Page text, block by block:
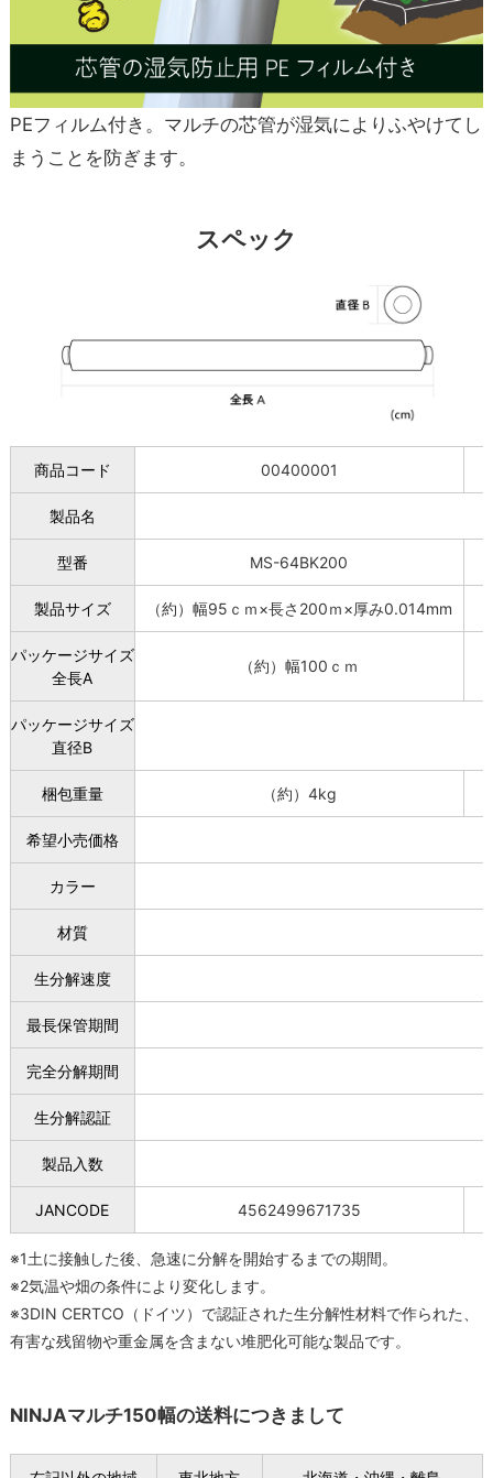
PEフィルム付き。マルチの芯管が湿気によりふやけてし
まうことを防ぎます。
スペック
商品コード 00400001
製品名
型番 MS-64BK200
製品サイズ （約）幅95ｃｍ×長さ200ｍ×厚み0.014mm
パッケージサイズ
全長A
（約）幅100ｃｍ
パッケージサイズ
直径B
梱包重量 （約）4kg
希望小売価格
カラー
材質
生分解速度
最長保管期間
完全分解期間
生分解認証
製品入数
JANCODE 4562499671735
※1土に接触した後、急速に分解を開始するまでの期間。
※2気温や畑の条件により変化します。
※3DIN CERTCO（ドイツ）で認証された生分解性材料で作られた、
有害な残留物や重金属を含まない堆肥化可能な製品です。
NINJAマルチ150幅の送料につきまして